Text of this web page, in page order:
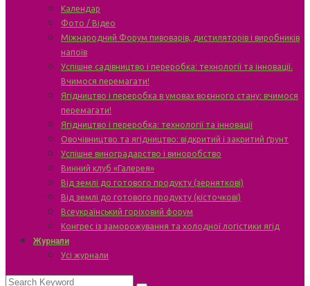
Календар
Фото / Відео
Міжнародний Форум пивоварів, дистиляторів і виробників
напоїв
Успішне садівництво і переробка: технології та інновації.
Вчимося перемагати!
Ягідництво і переробка в умовах воєнного стану: вчимося
перемагати!
Ягідництво і переробка: технології та інновації
Овочівництво та ягідництво: відкритий і закритий ґрунт
Успішне виноградарство і виноробство
Винний клуб «Галерея»
Від землі до готового продукту (зерняткові)
Від землі до готового продукту (кісточкові)
Всеукраїнський горіховий форум
Конгрес із заморожування та холодної логістики ягід
Журнали
Усі журнали